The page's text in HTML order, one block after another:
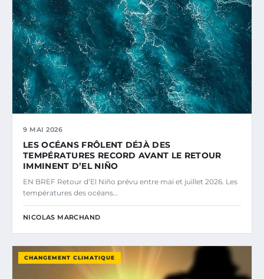
9 MAI 2026
LES OCÉANS FRÔLENT DÉJÀ DES
TEMPÉRATURES RECORD AVANT LE RETOUR
IMMINENT D’EL NIÑO
EN BREF Retour d’El Niño prévu entre mai et juillet 2026. Les
températures des océans…
NICOLAS MARCHAND
CHANGEMENT CLIMATIQUE